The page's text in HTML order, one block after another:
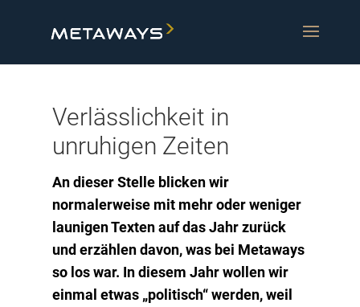
Verlässlichkeit in
unruhigen Zeiten
An dieser Stelle blicken wir
normalerweise mit mehr oder weniger
launigen Texten auf das Jahr zurück
und erzählen davon, was bei Metaways
so los war. In diesem Jahr wollen wir
einmal etwas „politisch“ werden, weil